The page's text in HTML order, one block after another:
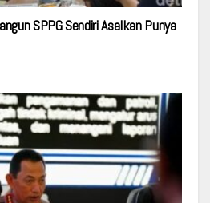
SPPG Sendiri Asalkan Punya